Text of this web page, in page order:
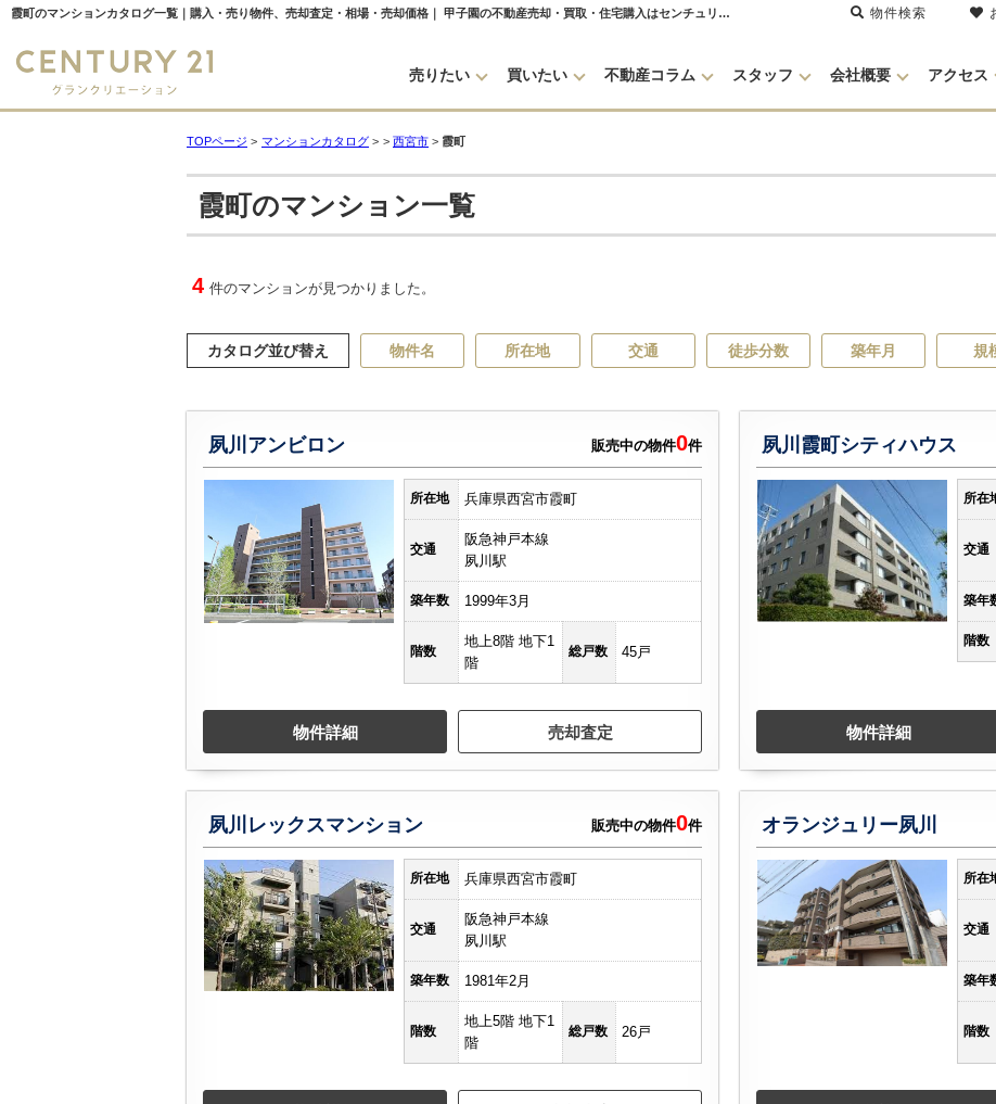
霞町のマンションカタログ一覧｜購入・売り物件、売却査定・相場・売却価格｜ 甲子園の不動産売却・買取・住宅購入はセンチュリー21グランクリエーション
売りたい 買いたい 不動産コラム スタッフ 会社概要 アクセス
TOPページ > マンションカタログ > > 西宮市 > 霞町
霞町のマンション一覧
4 件のマンションが見つかりました。
カタログ並び替え 物件名 所在地 交通 徒歩分数 築年月 規
夙川アンビロン 販売中の物件0件
所在地 兵庫県西宮市霞町
交通
阪急神戸本線
夙川駅
築年数 1999年3月
階数
地上8階 地下1
階
総戸数 45戸
物件詳細 売却査定
夙川霞町シティハウス
所在
交通
築年
階数
物件詳細
夙川レックスマンション 販売中の物件0件
所在地 兵庫県西宮市霞町
交通
阪急神戸本線
夙川駅
築年数 1981年2月
階数
地上5階 地下1
階
総戸数 26戸
オランジュリー夙川
所在
交通
築年
階数
物件検索